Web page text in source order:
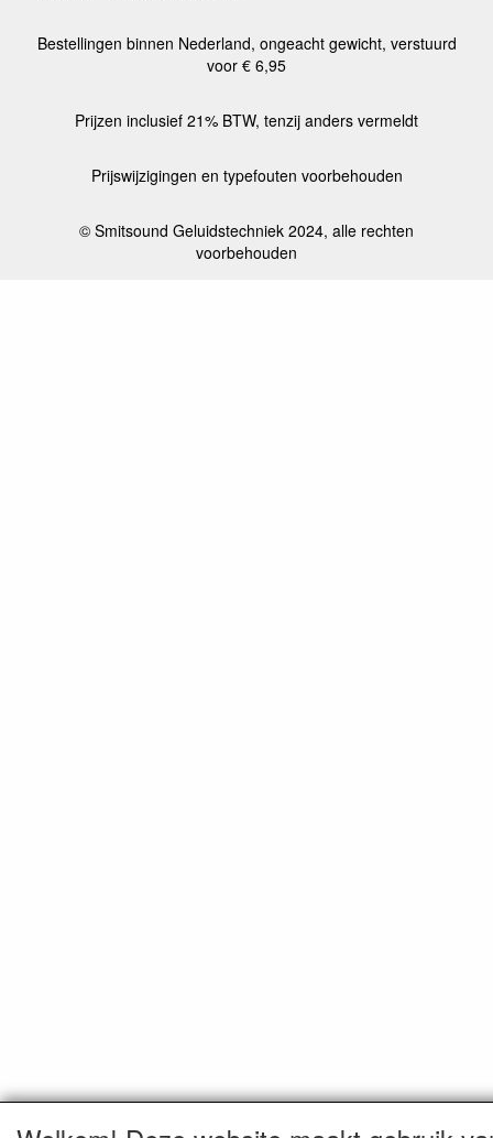
Bestellingen binnen Nederland, ongeacht gewicht, verstuurd
voor € 6,95
Prijzen inclusief 21% BTW, tenzij anders vermeldt
Prijswijzigingen en typefouten voorbehouden
© Smitsound Geluidstechniek 2024, alle rechten
voorbehouden